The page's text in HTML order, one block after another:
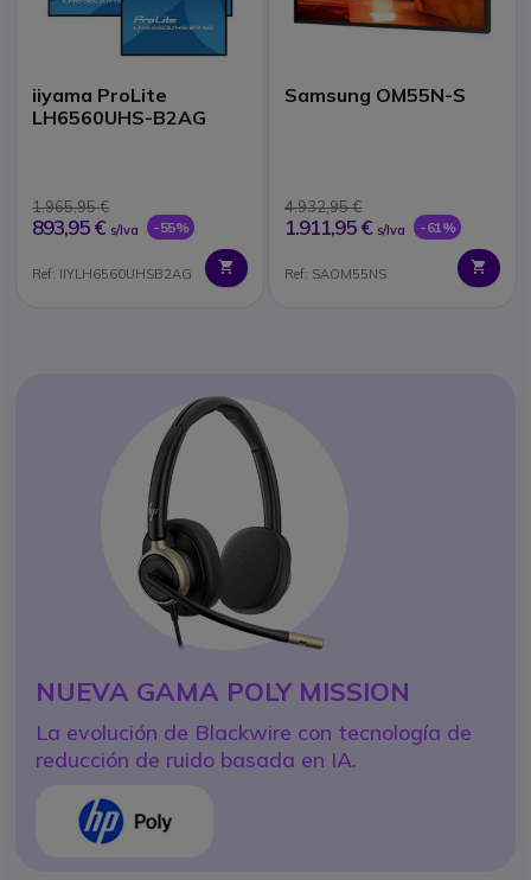
iiyama ProLite
LH6560UHS-B2AG
1.965,95 €
893,95 € s/Iva -55%
Ref: IIYLH6560UHSB2AG
Samsung OM55N-S
4.932,95 €
1.911,95 € s/Iva -61%
Ref: SAOM55NS
PRODUCTO DEL MES
Jabra Evolve3 75 MS USB-A Con
Dongle
ENCUENTRA EL TUYO
NUEVA GAMA POLY MISSION
La evolución de Blackwire con tecnología de
reducción de ruido basada en IA.
TODA LA GAMA DE
VIDEOCONFERENCIA JABRA
BYOD, Android, multicámara:
equipa todas tus salas con Jabra